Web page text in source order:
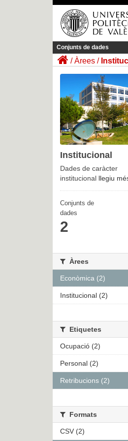
Conjunts de dades
Àrees
Institucional
Dades de caràcter
institucional llegiu
Conjunts de
dades
2
Àrees
Econòmica (2)
Institucional (2)
Etiquetes
Ocupació (2)
Personal (2)
Retribucions (2)
Formats
CSV (2)